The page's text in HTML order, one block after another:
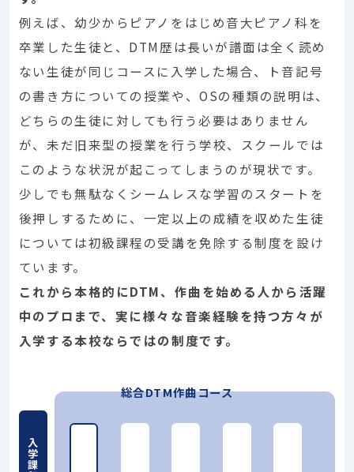
例えば、幼少からピアノをはじめ音大ピアノ科を
卒業した生徒と、DTM歴は長いが譜面は全く読め
ない生徒が同じコースに入学した場合、ト音記号
の書き方についての授業や、OSの種類の説明は、
どちらの生徒に対しても行う必要はありません
が、未だ旧来型の授業を行う学校、スクールでは
このような状況が起こってしまうのが現状です。
少しでも無駄なくシームレスな学習のスタートを
後押しするために、一定以上の成績を収めた生徒
については初級課程の受講を免除する制度を設け
ています。
これから本格的にDTM、作曲を始める人から活躍
中のプロまで、実に様々な音楽経験を持つ方々が
入学する本校ならではの制度です。
総合DTM作曲コース
入学課程